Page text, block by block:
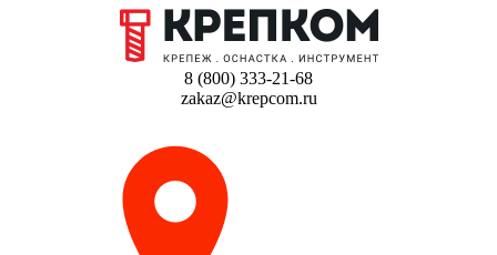
8 (800) 333-21-68
zakaz@krepcom.ru